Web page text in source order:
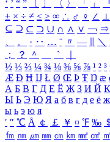
‘ ’ “ ” 〔 〕 〈 〉 「 」 『
± × ÷ ≠ ≤ ≥ ∞ ∴ ♂ ♀ ∠ ⊥
⊆ ⊇ ⊂ ⊃ ∪ ∩ ∧ ∨ ￢ ⇒
、
。 · ‥ … ¨ 〃 ― ＼
；
？ ＾ ｀
½ ⅓ ⅔ ¼ ¾ ⅛ ⅜ ⅝ ⅞ ¹ ² ³
Æ Ð Ħ Ĳ Ł Ø Œ Þ Ŧ Ŋ æ
А Б В Г Д Е Ё Ж З И Й К
Ы Ь Э Ю Я а б в г д е ё ж
ы ь э ю я
′ ″ ℃ Å ￠ ￡ ￥ ¤ ℉ ‰
㎙ ㎚ ㎛ ㎜ ㎝ ㎞ ㎟ ㎠